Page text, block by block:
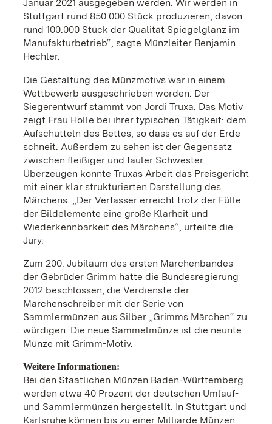
Januar 2021 ausgegeben werden. Wir werden in
Stuttgart rund 850.000 Stück produzieren, davon
rund 100.000 Stück der Qualität Spiegelglanz im
Manufakturbetrieb“, sagte Münzleiter Benjamin
Hechler.
Die Gestaltung des Münzmotivs war in einem
Wettbewerb ausgeschrieben worden. Der
Siegerentwurf stammt von Jordi Truxa. Das Motiv
zeigt Frau Holle bei ihrer typischen Tätigkeit: dem
Aufschütteln des Bettes, so dass es auf der Erde
schneit. Außerdem zu sehen ist der Gegensatz
zwischen fleißiger und fauler Schwester.
Überzeugen konnte Truxas Arbeit das Preisgericht
mit einer klar strukturierten Darstellung des
Märchens. „Der Verfasser erreicht trotz der Fülle
der Bildelemente eine große Klarheit und
Wiederkennbarkeit des Märchens“, urteilte die
Jury.
Zum 200. Jubiläum des ersten Märchenbandes
der Gebrüder Grimm hatte die Bundesregierung
2012 beschlossen, die Verdienste der
Märchenschreiber mit der Serie von
Sammlermünzen aus Silber „Grimms Märchen“ zu
würdigen. Die neue Sammelmünze ist die neunte
Münze mit Grimm-Motiv.
Weitere Informationen:
Bei den Staatlichen Münzen Baden-Württemberg
werden etwa 40 Prozent der deutschen Umlauf-
und Sammlermünzen hergestellt. In Stuttgart und
Karlsruhe können bis zu einer Milliarde Münzen